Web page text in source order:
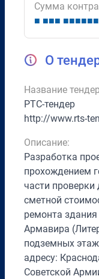
Сумма
■ ■■■ ■■■■■■
О
Название
РТС-тендер
http://www.rts-
Описание:
Разработка
прохождением
части проверки
сметной
ремонта
Армавира
подземных
адресу:
Советской